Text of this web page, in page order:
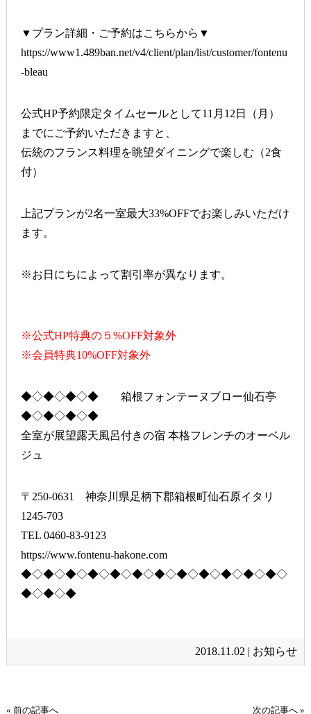
▼プラン詳細・ご予約はこちらから▼
https://www1.489ban.net/v4/client/plan/list/customer/fontenu
-bleau
公式HP予約限定タイムセールとして11月12日（月）
までにご予約いただきますと、
伝統のフランス料理を眺望ダイニングで楽しむ（2食
付）
上記プランが2名一室最大33%OFFでお楽しみいただけ
ます。
※お日にちによって割引率が異なります。
※公式HP特典の５%OFF対象外
※会員特典10%OFF対象外
◆◇◆◇◆◇◆ 箱根フォンテーヌブロー仙石亭
◆◇◆◇◆◇◆
全室が展望露天風呂付きの宿 本格フレンチのオーベル
ジュ
〒250-0631 神奈川県足柄下郡箱根町仙石原イタリ
1245-703
TEL 0460-83-9123
https://www.fontenu-hakone.com
◆◇◆◇◆◇◆◇◆◇◆◇◆◇◆◇◆◇◆◇◆◇◆◇
◆◇◆◇◆
2018.11.02 | お知らせ
« 前の記事へ 次の記事へ »